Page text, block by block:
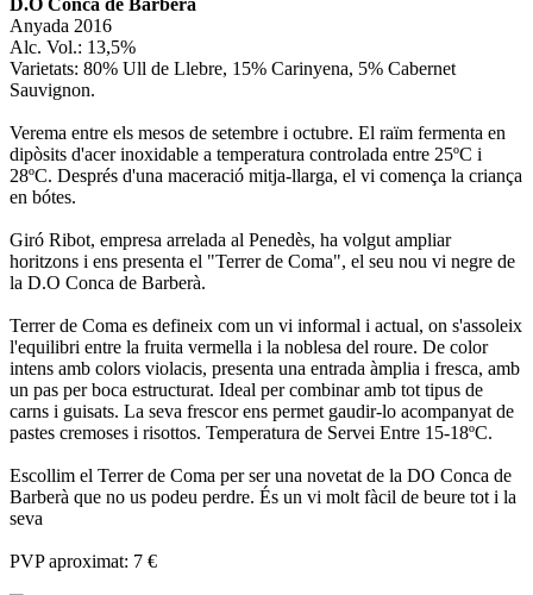
Anyada 2016
Alc. Vol.: 13,5%
Varietats: 80% Ull de Llebre, 15% Carinyena, 5% Cabernet
Sauvignon.
Verema entre els mesos de setembre i octubre. El raïm fermenta en
dipòsits d'acer inoxidable a temperatura controlada entre 25ºC i
28ºC. Després d'una maceració mitja-llarga, el vi comença la criança
en bótes.
Giró Ribot, empresa arrelada al Penedès, ha volgut ampliar
horitzons i ens presenta el "Terrer de Coma", el seu nou vi negre de
la D.O Conca de Barberà.
Terrer de Coma es defineix com un vi informal i actual, on s'assoleix
l'equilibri entre la fruita vermella i la noblesa del roure. De color
intens amb colors violacis, presenta una entrada àmplia i fresca, amb
un pas per boca estructurat. Ideal per combinar amb tot tipus de
carns i guisats. La seva frescor ens permet gaudir-lo acompanyat de
pastes cremoses i risottos. Temperatura de Servei Entre 15-18ºC.
Escollim el Terrer de Coma per ser una novetat de la DO Conca de
Barberà que no us podeu perdre. És un vi molt fàcil de beure tot i la
seva
PVP aproximat: 7 €